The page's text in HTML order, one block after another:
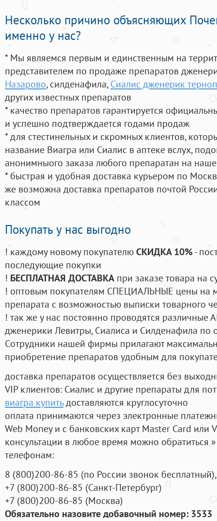
Несколько причино объясняющих
именно у нас?
* Мы являемся первым и единственным на
представителем по продаже препаратов
Назарово, силденафила, Сиалис дженерик
других известных препаратов
* качество препаратов гарантируется
и успешно подтверждается годами продаж
* для стестинельных и скромных клиентов,
название Виагра или Сиалис в аптеке вслух,
анонимныого заказа любого препаратан на
* быстрая и удобная доставка курьером по
же возможна доставка препаратов почтой
классом
Покупать у нас выгодно
! каждому новому покупателюСКИДКА 10%-
последующие покупки
! БЕСПЛАТНАЯ ДОСТАВКА при заказе товара на
! оптовым покупателям СПЕЦИАЛЬНЫЕ цены на
препарата с возможностью выписки товарного
! так же у нас постоянно проводятся
дженерики Левитры, Сиалиса и Силденафила по
Cотрудники нашей фирмы прилагают
приобретение препаратов удобным для
доставка препаратов осуществляется без
VIP клиентов: Сиалис и другие препараты для
виагра купитьдоставляются круглосуточно
оплата принимаются через электронные
Web Money и с банковских карт Master Card или
консультации в любое время можно обратиться
телефонам:
8 (800)200-86-85 (по России звонок бесплатный),
+7 (800)200-86-85 (Санкт-Петербург)
+7 (800)200-86-85 (Москва)
Обязательно назовите добавочный номер: 3533